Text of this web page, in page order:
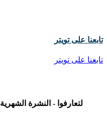
تابعنا على تويتر
تابعنا على تويتر
لتعارفوا - النشرة الشهرية